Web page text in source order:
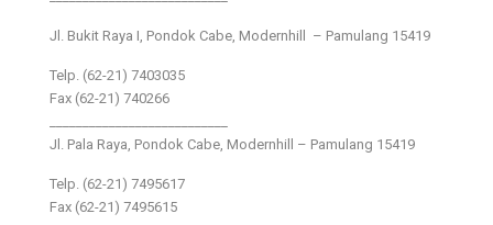
Jl. Bukit Raya I, Pondok Cabe, Modernhill – Pamulang 15419
Telp. (62-21) 7403035
Fax (62-21) 740266
Jl. Pala Raya, Pondok Cabe, Modernhill – Pamulang 15419
Telp. (62-21) 7495617
Fax (62-21) 7495615